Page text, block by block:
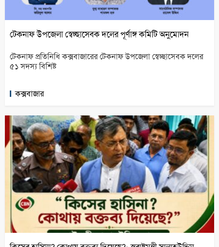
টেকনাফ উপজেলা স্বেচ্ছাসেবক দলের পূর্ণাঙ্গ কমিটি অনুমোদন
টেকনাফ প্রতিনিধি কক্সবাজারের টেকনাফ উপজেলা স্বেচ্ছাসেবক দলের
৫১ সদস্য বিশিষ্ট
কক্সবাজার